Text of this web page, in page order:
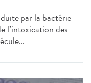
par la bactérie
l’intoxication des